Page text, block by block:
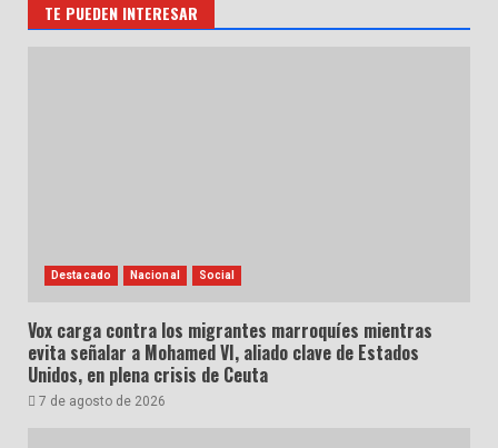
TE PUEDEN INTERESAR
Destacado Nacional Social
Vox carga contra los migrantes marroquíes mientras
evita señalar a Mohamed VI, aliado clave de Estados
Unidos, en plena crisis de Ceuta
7 de agosto de 2026